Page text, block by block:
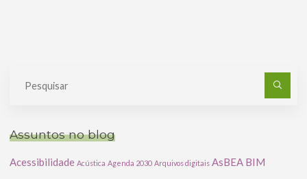
Assuntos no blog
Acessibilidade Acústica Agenda 2030 Arquivos digitais AsBEA BIM